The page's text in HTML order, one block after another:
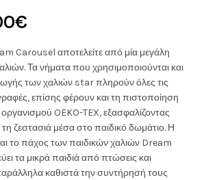
€
τρέχουσα
τιμή
είναι:
119.00€.
Carousel αποτελείτε από μία μεγάλη
Τα νήματα που χρησιμοποιούνται και
των χαλιών star πληρούν όλες τις
επίσης φέρουν και τη πιστοποίηση
OEKO-TEX, εξασφαλίζοντας
τη ζεστασιά μέσα στο παιδικό δωμάτιο. Η
το πάχος των παιδικών χαλιών Dream
τα μικρά παιδιά από πτώσεις και
καθιστά την συντήρησή τους